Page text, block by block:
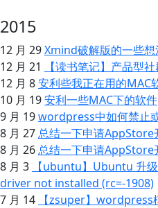
2015
12 月 29Xmind破解版的一些想
12 月 21
【读书笔记】产品型
12 月 8安利些我正在用的MAC
10 月 19安利一些MAC下的软件
9 月 19wordpress中如何禁止
8 月 27总结一下申请AppStore
8 月 26总结一下申请AppStore
8 月 3
【ubuntu】Ubuntu 升
driver not installed (rc=-1908)
7 月 14
【zsuper】wordpress